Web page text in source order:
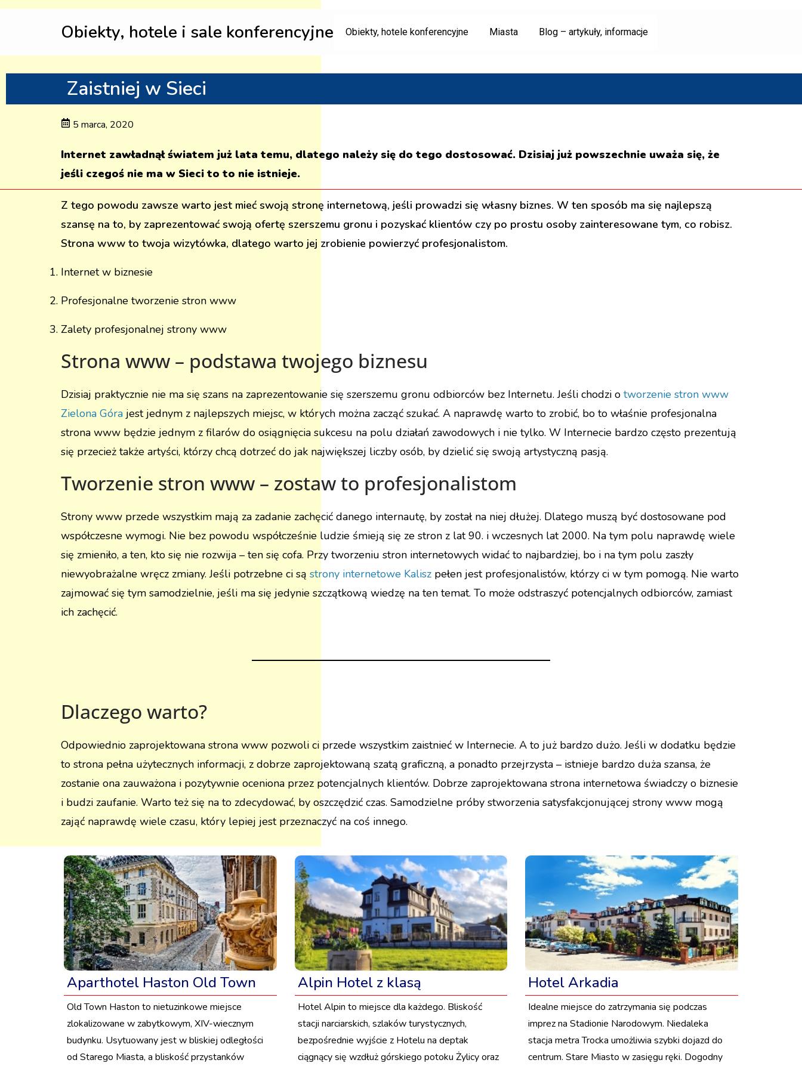
Obiekty, hotele i sale konferencyjne Obiekty, hotele konferencyjne Miasta Blog – artykuły, informacje
Zaistniej w Sieci
5 marca, 2020
Internet zawładnął światem już lata temu, dlatego należy się do tego dostosować. Dzisiaj już powszechnie uważa się, że
jeśli czegoś nie ma w Sieci to to nie istnieje.
Z tego powodu zawsze warto jest mieć swoją stronę internetową, jeśli prowadzi się własny biznes. W ten sposób ma się najlepszą
szansę na to, by zaprezentować swoją ofertę szerszemu gronu i pozyskać klientów czy po prostu osoby zainteresowane tym, co robisz.
Strona www to twoja wizytówka, dlatego warto jej zrobienie powierzyć profesjonalistom.
Internet w biznesie
Profesjonalne tworzenie stron www
Zalety profesjonalnej strony www
Strona www – podstawa twojego biznesu
Dzisiaj praktycznie nie ma się szans na zaprezentowanie się szerszemu gronu odbiorców bez Internetu. Jeśli chodzi o tworzenie stron www
Zielona Góra jest jednym z najlepszych miejsc, w których można zacząć szukać. A naprawdę warto to zrobić, bo to właśnie profesjonalna
strona www będzie jednym z filarów do osiągnięcia sukcesu na polu działań zawodowych i nie tylko. W Internecie bardzo często prezentują
się przecież także artyści, którzy chcą dotrzeć do jak największej liczby osób, by dzielić się swoją artystyczną pasją.
Tworzenie stron www – zostaw to profesjonalistom
Strony www przede wszystkim mają za zadanie zachęcić danego internautę, by został na niej dłużej. Dlatego muszą być dostosowane pod
współczesne wymogi. Nie bez powodu współcześnie ludzie śmieją się ze stron z lat 90. i wczesnych lat 2000. Na tym polu naprawdę wiele
się zmieniło, a ten, kto się nie rozwija – ten się cofa. Przy tworzeniu stron internetowych widać to najbardziej, bo i na tym polu zaszły
niewyobrażalne wręcz zmiany. Jeśli potrzebne ci są strony internetowe Kalisz pełen jest profesjonalistów, którzy ci w tym pomogą. Nie warto
zajmować się tym samodzielnie, jeśli ma się jedynie szczątkową wiedzę na ten temat. To może odstraszyć potencjalnych odbiorców, zamiast
ich zachęcić.
Dlaczego warto?
Odpowiednio zaprojektowana strona www pozwoli ci przede wszystkim zaistnieć w Internecie. A to już bardzo dużo. Jeśli w dodatku będzie
to strona pełna użytecznych informacji, z dobrze zaprojektowaną szatą graficzną, a ponadto przejrzysta – istnieje bardzo duża szansa, że
zostanie ona zauważona i pozytywnie oceniona przez potencjalnych klientów. Dobrze zaprojektowana strona internetowa świadczy o biznesie
i budzi zaufanie. Warto też się na to zdecydować, by oszczędzić czas. Samodzielne próby stworzenia satysfakcjonującej strony www mogą
zająć naprawdę wiele czasu, który lepiej jest przeznaczyć na coś innego.
Aparthotel Haston Old Town
Old Town Haston to nietuzinkowe miejsce
zlokalizowane w zabytkowym, XIV-wiecznym
budynku. Usytuowany jest w bliskiej odległości
od Starego Miasta, a bliskość przystanków
Alpin Hotel z klasą
Hotel Alpin to miejsce dla każdego. Bliskość
stacji narciarskich, szlaków turystycznych,
bezpośrednie wyjście z Hotelu na deptak
ciągnący się wzdłuż górskiego potoku Żylicy oraz
Hotel Arkadia
Idealne miejsce do zatrzymania się podczas
imprez na Stadionie Narodowym. Niedaleka
stacja metra Trocka umożliwia szybki dojazd do
centrum. Stare Miasto w zasięgu ręki. Dogodny